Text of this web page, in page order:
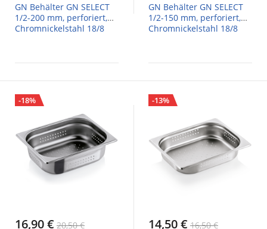
GN Behälter GN SELECT
1/2-200 mm, perforiert,
Chromnickelstahl 18/8
GN Behälter GN SELECT
1/2-150 mm, perforiert,
Chromnickelstahl 18/8
-18%
16,90 € 20,50 €
-13%
14,50 € 16,50 €